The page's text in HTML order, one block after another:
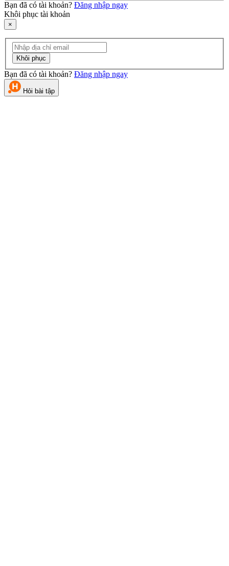
Bạn đã có tài khoản? Đăng nhập ngay
Khôi phục tài khoản
×
Khôi phục
Bạn đã có tài khoản? Đăng nhập ngay
Hỏi bài tập